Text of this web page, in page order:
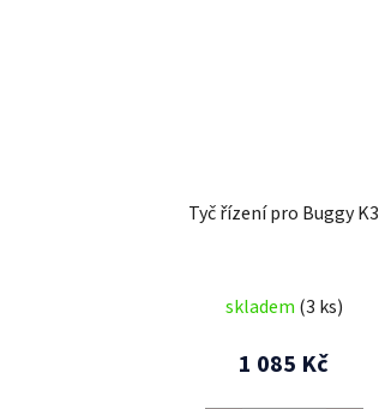
Tyč řízení pro Buggy K3
skladem (3 ks)
1 085 Kč